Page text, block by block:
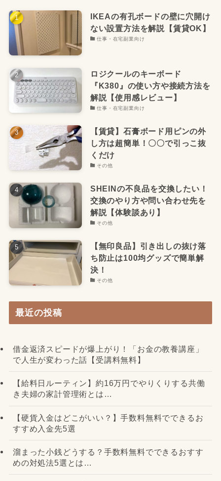
IKEAの有孔ボードの壁に穴開け
ない設置方法を解説【賃貸OK】
仕事・在宅副業向け
ロジクールのキーボード
『K380』の使い方や接続方法を
解説【使用感レビュー】
仕事・在宅副業向け
【賃貸】石膏ボード用ピンの外
し方は超簡単！〇〇で引っこ抜
くだけ
その他
SHEINの不良品を交換したい！
交換のやり方や問い合わせ先を
解説【体験談あり】
その他
【無印良品】引き出しの抜け落
ち防止は100均グッズで簡単解
決！
その他
最近の投稿
借金返済スピードが爆上がり！「お金の教養講座」
で人生が変わった話【受講料無料】
【給料日ルーティン】約16万円でやりくりする共働
き夫婦の家計管理術とは…
【硬貨入金はどこがいい？】手数料無料でできるお
すすめ入金先5選
溜まった小銭どうする？手数料無料でできるおすす
めの対処法5選とは…